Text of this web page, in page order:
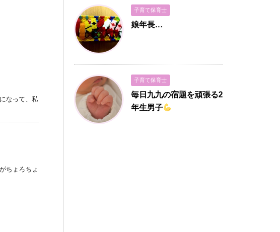
なって、私
ちょろちょ
子育て保育士
娘年長…
子育て保育士
毎日九九の宿題を頑張る2
年生男子